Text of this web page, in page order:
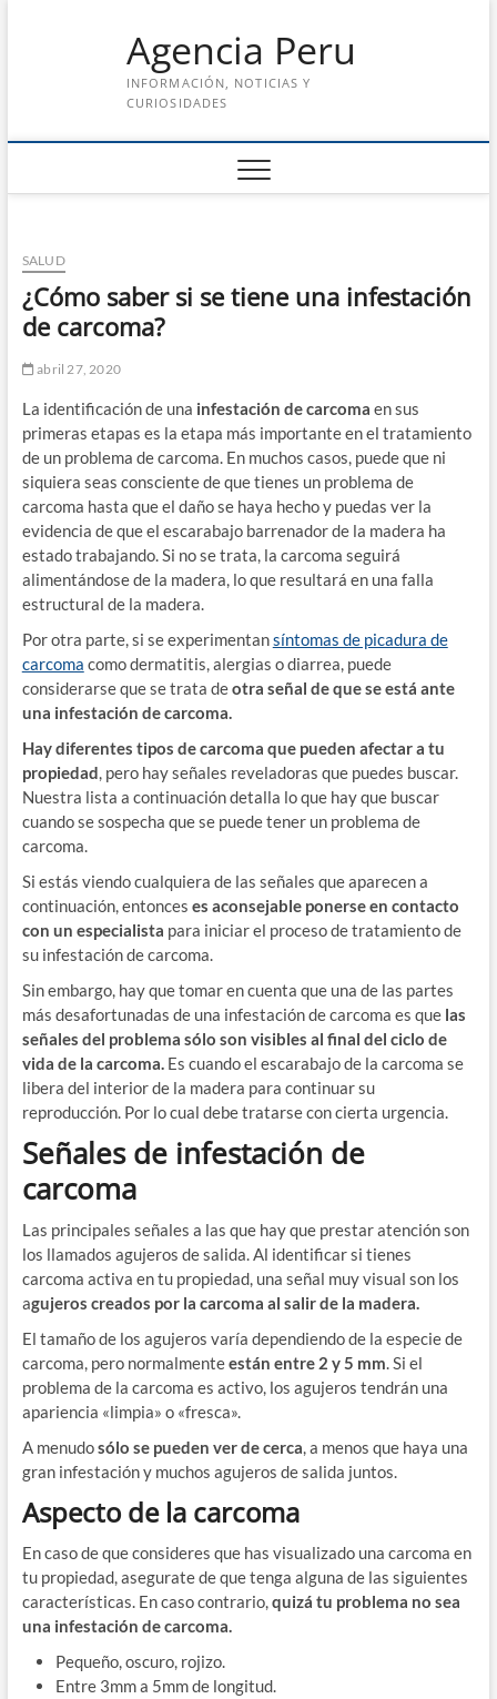
Agencia Peru
INFORMACIÓN, NOTICIAS Y
CURIOSIDADES
SALUD
¿Cómo saber si se tiene una infestación
de carcoma?
abril 27, 2020
La identificación de una infestación de carcoma en sus
primeras etapas es la etapa más importante en el tratamiento
de un problema de carcoma. En muchos casos, puede que ni
siquiera seas consciente de que tienes un problema de
carcoma hasta que el daño se haya hecho y puedas ver la
evidencia de que el escarabajo barrenador de la madera ha
estado trabajando. Si no se trata, la carcoma seguirá
alimentándose de la madera, lo que resultará en una falla
estructural de la madera.
Por otra parte, si se experimentansíntomas de picadura de
carcoma como dermatitis, alergias o diarrea, puede
considerarse que se trata deotra señal de que se está ante
una infestación de carcoma.
Hay diferentes tipos de carcoma que pueden afectar a tu
propiedad, pero hay señales reveladoras que puedes buscar.
Nuestra lista a continuación detalla lo que hay que buscar
cuando se sospecha que se puede tener un problema de
carcoma.
Si estás viendo cualquiera de las señales que aparecen a
continuación, entonces es aconsejable ponerse en contacto
con un especialista para iniciar el proceso de tratamiento de
su infestación de carcoma.
Sin embargo, hay que tomar en cuenta que una de las partes
más desafortunadas de una infestación de carcoma es quelas
señales del problema sólo son visibles al final del ciclo de
vida de la carcoma.Es cuando el escarabajo de la carcoma se
libera del interior de la madera para continuar su
reproducción. Por lo cual debe tratarse con cierta urgencia.
Señales de infestación de
carcoma
Las principales señales a las que hay que prestar atención son
los llamados agujeros de salida. Al identificar si tienes
carcoma activa en tu propiedad, una señal muy visual son los
agujeros creados por la carcoma al salir de la madera.
El tamaño de los agujeros varía dependiendo de la especie de
carcoma, pero normalmenteestán entre 2 y 5 mm. Si el
problema de la carcoma es activo, los agujeros tendrán una
apariencia «limpia» o «fresca».
A menudosólo se pueden ver de cerca, a menos que haya una
gran infestación y muchos agujeros de salida juntos.
Aspecto de la carcoma
En caso de que consideres que has visualizado una carcoma en
tu propiedad, asegurate de que tenga alguna de las siguientes
características. En caso contrario,quizá tu problema no sea
una infestación de carcoma.
Pequeño, oscuro, rojizo.
Entre 3mm a 5mm de longitud.